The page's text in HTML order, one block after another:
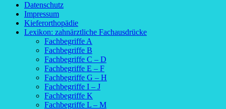
Datenschutz
Impressum
Kieferorthopädie
Lexikon: zahnärztliche Fachausdrücke
Fachbegriffe A
Fachbegriffe B
Fachbegriffe C – D
Fachbegriffe E – F
Fachbegriffe G – H
Fachbegriffe I – J
Fachbegriffe K
Fachbegriffe L – M